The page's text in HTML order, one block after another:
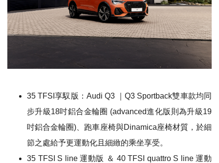
35 TFSI享馭版：Audi Q3 ｜Q3 Sportback雙車款均同
步升級18吋鋁合金輪圈 (advanced進化版則為升級19
吋鋁合金輪圈)、跑車座椅與Dinamica座椅材質，於細
節之處給予更運動化且細緻的乘坐享受。
35 TFSI S line 運動版 ＆ 40 TFSI quattro S line 運動